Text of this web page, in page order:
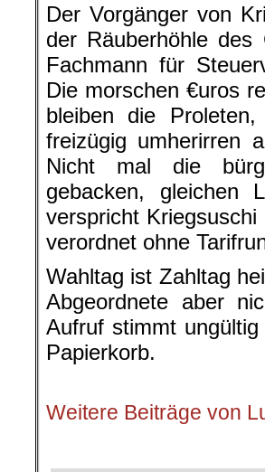
Der Vorgänger von
der Räuberhöhle des
Fachmann für
Die morschen €uros
bleiben die
freizügig umherirren
Nicht mal die
gebacken, gleichen
verspricht
verordnet ohne
Wahltag ist Zahltag
Abgeordnete aber
Aufruf stimmt
Papierkorb.
Weitere Beiträge von